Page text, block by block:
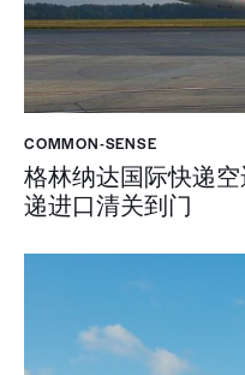
COMMON-SENSE
格林纳达国际快递
递进口清关到门